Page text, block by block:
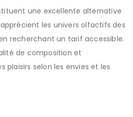
une excellente alternative
les univers olfactifs des
recherchant un tarif accessible.
de composition et
plaisirs selon les envies et les